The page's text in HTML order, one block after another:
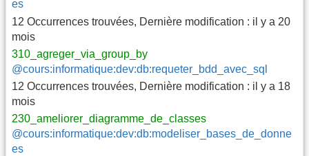
es
12 Occurrences trouvées, Dernière modification : il y a 20
mois
310_agreger_via_group_by
@cours:informatique:dev:db:requeter_bdd_avec_sql
12 Occurrences trouvées, Dernière modification : il y a 18
mois
230_ameliorer_diagramme_de_classes
@cours:informatique:dev:db:modeliser_bases_de_donne
es